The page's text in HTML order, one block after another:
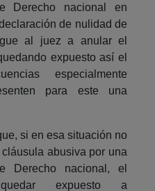
Derecho nacional en
de nulidad de
al juez a anular el
expuesto así el
especialmente
para este una
si en esa situación no
abusiva por una
Derecho nacional, el
expuesto a